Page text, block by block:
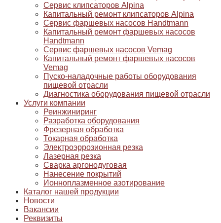
Сервис клипсаторов Alpina
Капитальный ремонт клипсаторов Alpina
Сервис фаршевых насосов Handtmann
Капитальный ремонт фаршевых насосов
Handtmann
Сервис фаршевых насосов Vemag
Капитальный ремонт фаршевых насосов
Vemag
Пуско-наладочные работы оборудования
пищевой отрасли
Диагностика оборудования пищевой отрасли
Услуги компании
Реинжиниринг
Разработка оборудования
Фрезерная обработка
Токарная обработка
Электроэррозионная резка
Лазерная резка
Сварка аргонодуговая
Нанесение покрытий
Ионноплазменное азотирование
Каталог нашей продукции
Новости
Вакансии
Реквизиты